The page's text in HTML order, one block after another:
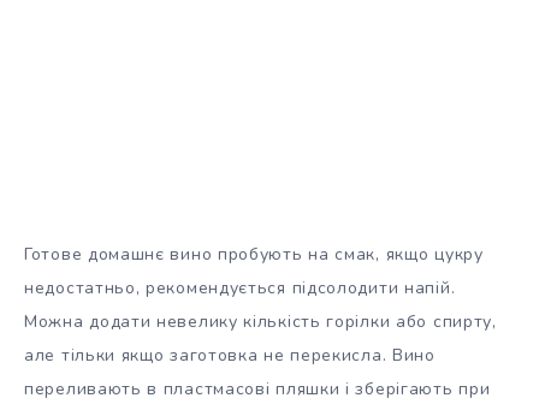
Готове домашнє вино пробують на смак, якщо цукру
недостатньо, рекомендується підсолодити напій.
Можна додати невелику кількість горілки або спирту,
але тільки якщо заготовка не перекисла. Вино
переливають в пластмасові пляшки і зберігають при